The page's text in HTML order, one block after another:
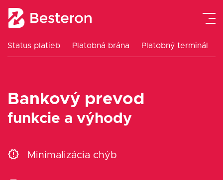
Status platieb Platobná brána Platobný terminál
eKasa pokladne
Platobná brána
Bankový prevod
funkcie a výhody
Minimalizácia chýb